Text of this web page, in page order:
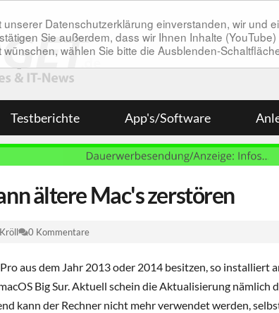
Datenschutzerklärung einverstanden, wir und
Sie außerdem, dass wir Ihnen Inhalte
wählen Sie bitte die Ausblenden-
Testberichte App's/Software
ältere Mac's zerstören
0 Kommentare
aus dem Jahr 2013 oder 2014 besitzen, so installiert
Big Sur. Aktuell schein die Aktualisierung nämlich
kann der Rechner nicht mehr verwendet werden,